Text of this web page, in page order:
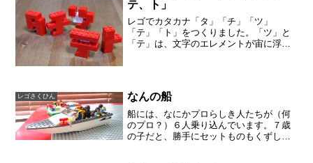
テ、ト」
レゴでカタカナ「タ」「チ」「ツ」
「テ」「ト」をつくりました。「ツ」と
「テ」は、文字のエレメントが宙に浮い
す。地味に難しかったのが「タ...
レゴさくひん なんの船
船には、なにかプロらしき人たちが（何
のプロ？）６人乗り込んでいます。７歳
の子だと、勝手にセットものもくずし、